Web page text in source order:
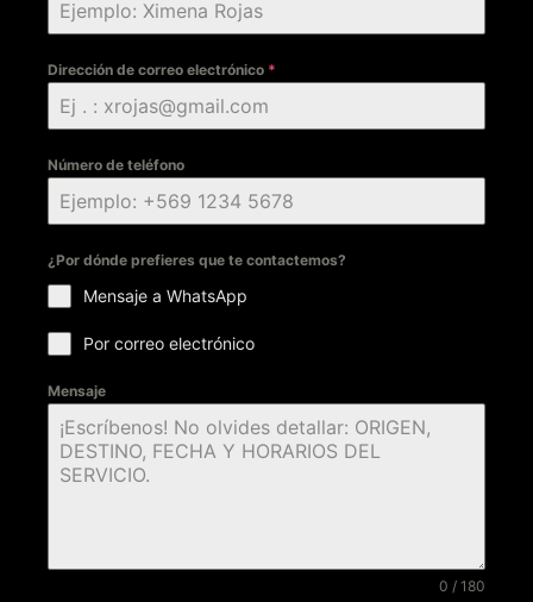
Dirección de correo electrónico *
Número de teléfono
¿Por dónde prefieres que te contactemos?
Mensaje a WhatsApp
Por correo electrónico
Mensaje
0 / 180